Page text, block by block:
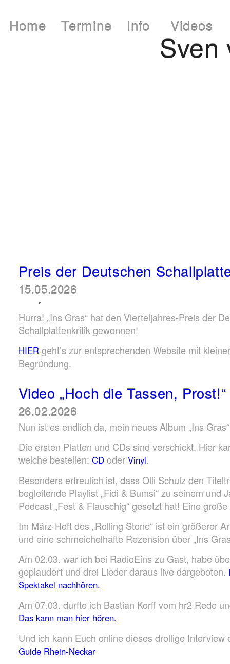
Sven
Home Termine Info Videos
Preis der Deutschen
15.05.2026
Hurra! „Ins Gras“ hat den Vierteljahres-Preis der
Schallplattenkritik gewonnen!
HIER geht’s zur entsprechenden Website mit
Begründung.
Video „Hoch die Tassen, Prost!“
26.02.2026
Nun ist es endlich da, mein neues Album „Ins
Die ersten Platten und CDs sind verschickt. Hier
welche bestellen: CDoder Vinyl.
Besonders erfreulich ist, dass Olli Schulz den
begleitende Playlist „Fidi & Bumsi“ zu seinem und
Podcast „Fest & Flauschig“ gesetzt hat! Eine
Im März-Heft des „Rolling Stone“ ist ein größerer
und eine schmeichelhafte Rezension über „Ins
Am 02.03. war ich bei RadioEins zu Gast, habe
geplaudert und drei Lieder daraus live dargeboten.
Spektakel nachhören.
Am 07.03. durfte ich Bastian Korff vom hr2 Rede
Das kann man hier hören.
Und ich kann Euch online dieses drollige
Guide Rhein-Neckar